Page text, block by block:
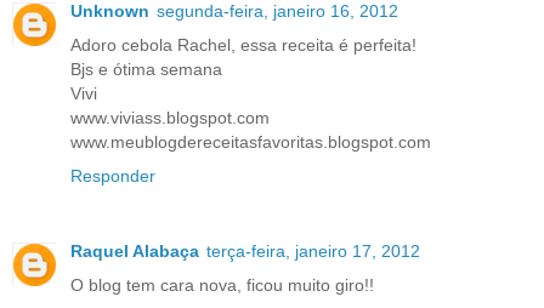
Unknown segunda-feira, janeiro 16, 2012
Adoro cebola Rachel, essa receita é perfeita!
Bjs e ótima semana
Vivi
www.viviass.blogspot.com
www.meublogdereceitasfavoritas.blogspot.com
Responder
Raquel Alabaça terça-feira, janeiro 17, 2012
O blog tem cara nova, ficou muito giro!!